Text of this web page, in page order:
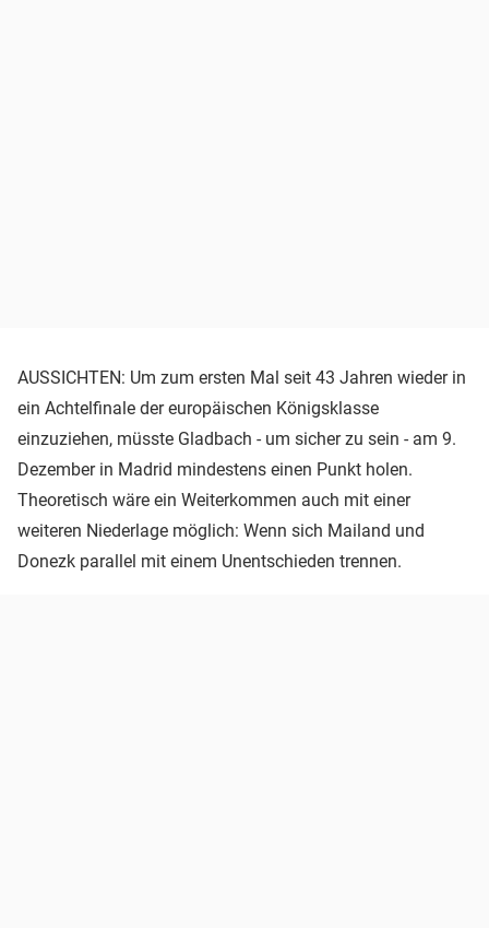
AUSSICHTEN: Um zum ersten Mal seit 43 Jahren wieder in
ein Achtelfinale der europäischen Königsklasse
einzuziehen, müsste Gladbach - um sicher zu sein - am 9.
Dezember in Madrid mindestens einen Punkt holen.
Theoretisch wäre ein Weiterkommen auch mit einer
weiteren Niederlage möglich: Wenn sich Mailand und
Donezk parallel mit einem Unentschieden trennen.